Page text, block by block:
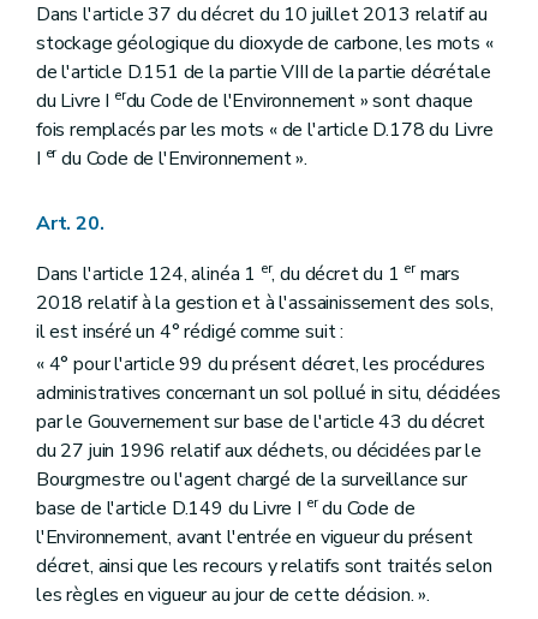
Dans l'article 37 du décret du 10 juillet 2013 relatif au
stockage géologique du dioxyde de carbone, les mots «
de l'article D.151 de la partie VIII de la partie décrétale
du Livre I erdu Code de l'Environnement » sont chaque
fois remplacés par les mots « de l'article D.178 du Livre
I erdu Code de l'Environnement ».
Art. 20.
Dans l'article 124, alinéa 1 er, du décret du 1 ermars
2018 relatif à la gestion et à l'assainissement des sols,
il est inséré un 4° rédigé comme suit :
« 4° pour l'article 99 du présent décret, les procédures
administratives concernant un sol pollué in situ, décidées
par le Gouvernement sur base de l'article 43 du décret
du 27 juin 1996 relatif aux déchets, ou décidées par le
Bourgmestre ou l'agent chargé de la surveillance sur
base de l'article D.149 du Livre I erdu Code de
l'Environnement, avant l'entrée en vigueur du présent
décret, ainsi que les recours y relatifs sont traités selon
les règles en vigueur au jour de cette décision. ».